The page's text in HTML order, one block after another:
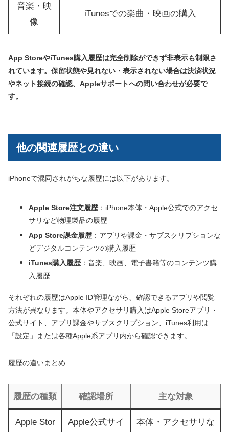
音楽・映
像
iTunesでの楽曲・映画の購入
App StoreやiTunes購入履歴は完全削除ができず非表示も制限さ
れています。保留状態や見れない・表示されない場合は決済状況
やネット接続の確認、Appleサポートへの問い合わせが必要で
す。
他の関連履歴との違い
iPhoneで混同されがちな履歴には以下があります。
Apple Store注文履歴 ：iPhone本体・Apple公式でのアクセ
サリなど物理製品の履歴
App Store課金履歴 ：アプリや課金・サブスクリプションな
どデジタルコンテンツの購入履歴
iTunes購入履歴 ：音楽、映画、電子書籍等のコンテンツ購
入履歴
それぞれの履歴はApple ID管理ながら、確認できるアプリや閲覧
方法が異なります。本体やアクセサリ購入はApple Storeアプリ・
公式サイト、アプリ課金やサブスクリプション、iTunes利用は
「設定」または各種Apple系アプリ内から確認できます。
履歴の違いまとめ
履歴の種類 確認場所 主な対象
Apple Stor
Apple公式サイ
本体・アクセサリな